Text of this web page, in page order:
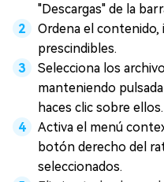
"Descargas" de la
Ordena el
prescindibles.
Selecciona los
manteniendo
haces clic sobre ellos.
Activa el menú
botón derecho del
seleccionados.